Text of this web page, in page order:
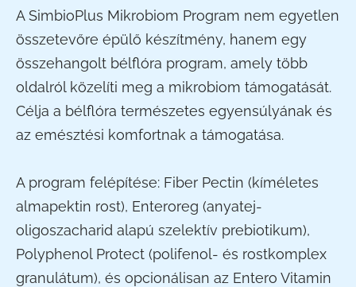
A SimbioPlus Mikrobiom Program nem egyetlen
összetevőre épülő készítmény, hanem egy
összehangolt bélflóra program, amely több
oldalról közelíti meg a mikrobiom támogatását.
Célja a bélflóra természetes egyensúlyának és
az emésztési komfortnak a támogatása.
A program felépítése: Fiber Pectin (kíméletes
almapektin rost), Enteroreg (anyatej-
oligoszacharid alapú szelektív prebiotikum),
Polyphenol Protect (polifenol- és rostkomplex
granulátum), és opcionálisan az Entero Vitamin